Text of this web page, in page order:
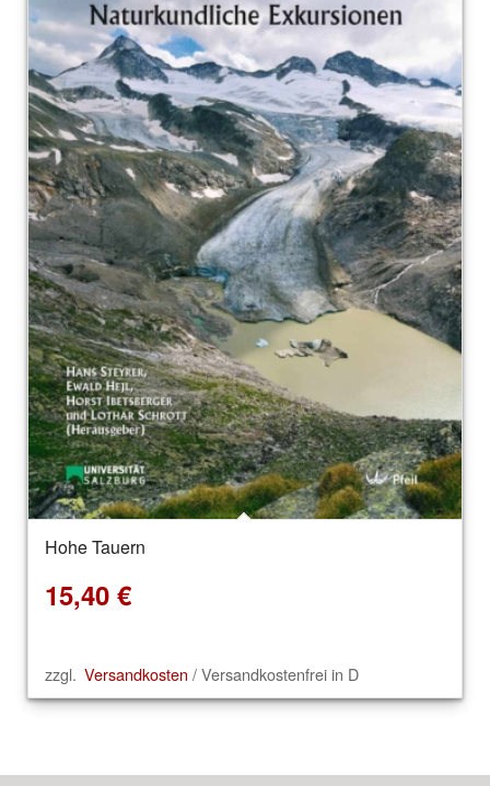
Hohe Tauern
15,40 €
zzgl. Versandkosten / Versandkostenfrei in D